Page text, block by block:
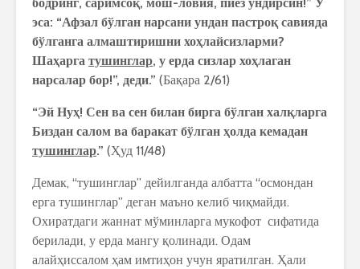
эса: “Афзал бўлган нарсани ундан пастроқ савияда
бўлганга алмаштиришни хоҳлайсизларми?
Шаҳарга тушинглар, у ерда сизлар хоҳлаган
нарсалар бор!”, деди.” (Бақара 2/61)
“Эй Нуҳ! Сен ва сен билан бирга бўлган халқларга
Биздан салом ва баракат бўлган ҳолда кемадан
тушинглар.” (Ҳуд 11/48)
Демак, “тушинглар” дейилганда албатта “осмондан
ерга тушинглар” деган маъно келиб чиқмайди.
Охиратдаги жаннат мўминларга мукофот сифатида
берилади, у ерда мангу қолинади. Одам
алайҳиссалом ҳам имтиҳон учун яратилган. Ҳали